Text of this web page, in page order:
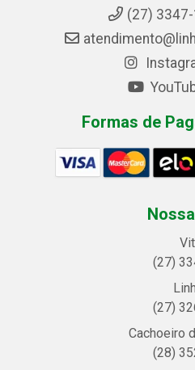
(27)
Formas de
(27)
(27)
Cachoeiro
(28)